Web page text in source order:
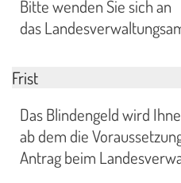
Bitte wenden Sie sich an
das
Frist
Das Blindengeld wird
ab dem die
Antrag beim